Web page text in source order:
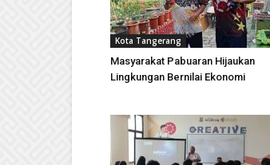
Kota Tangerang
Masyarakat Pabuaran Hijaukan
Lingkungan Bernilai Ekonomi